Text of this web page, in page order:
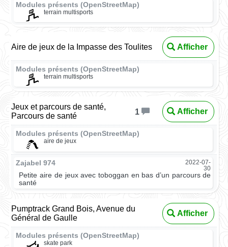
Modules présents (OpenStreetMap)
terrain multisports
Aire de jeux de la Impasse des Toulites Afficher
Modules présents (OpenStreetMap)
terrain multisports
Jeux et parcours de santé,
Parcours de santé
1 Afficher
Modules présents (OpenStreetMap)
aire de jeux
Zajabel 974
2022-07-
30
Petite aire de jeux avec toboggan en bas d’un parcours de
santé
Pumptrack Grand Bois, Avenue du
Général de Gaulle
Afficher
Modules présents (OpenStreetMap)
skate park